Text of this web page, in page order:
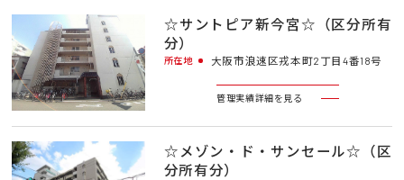
☆サントピア新今宮☆（区分所有
分）
所在地 大阪市浪速区戎本町2丁目4番18号
管理実績詳細を見る
☆メゾン・ド・サンセール☆（区
分所有分）